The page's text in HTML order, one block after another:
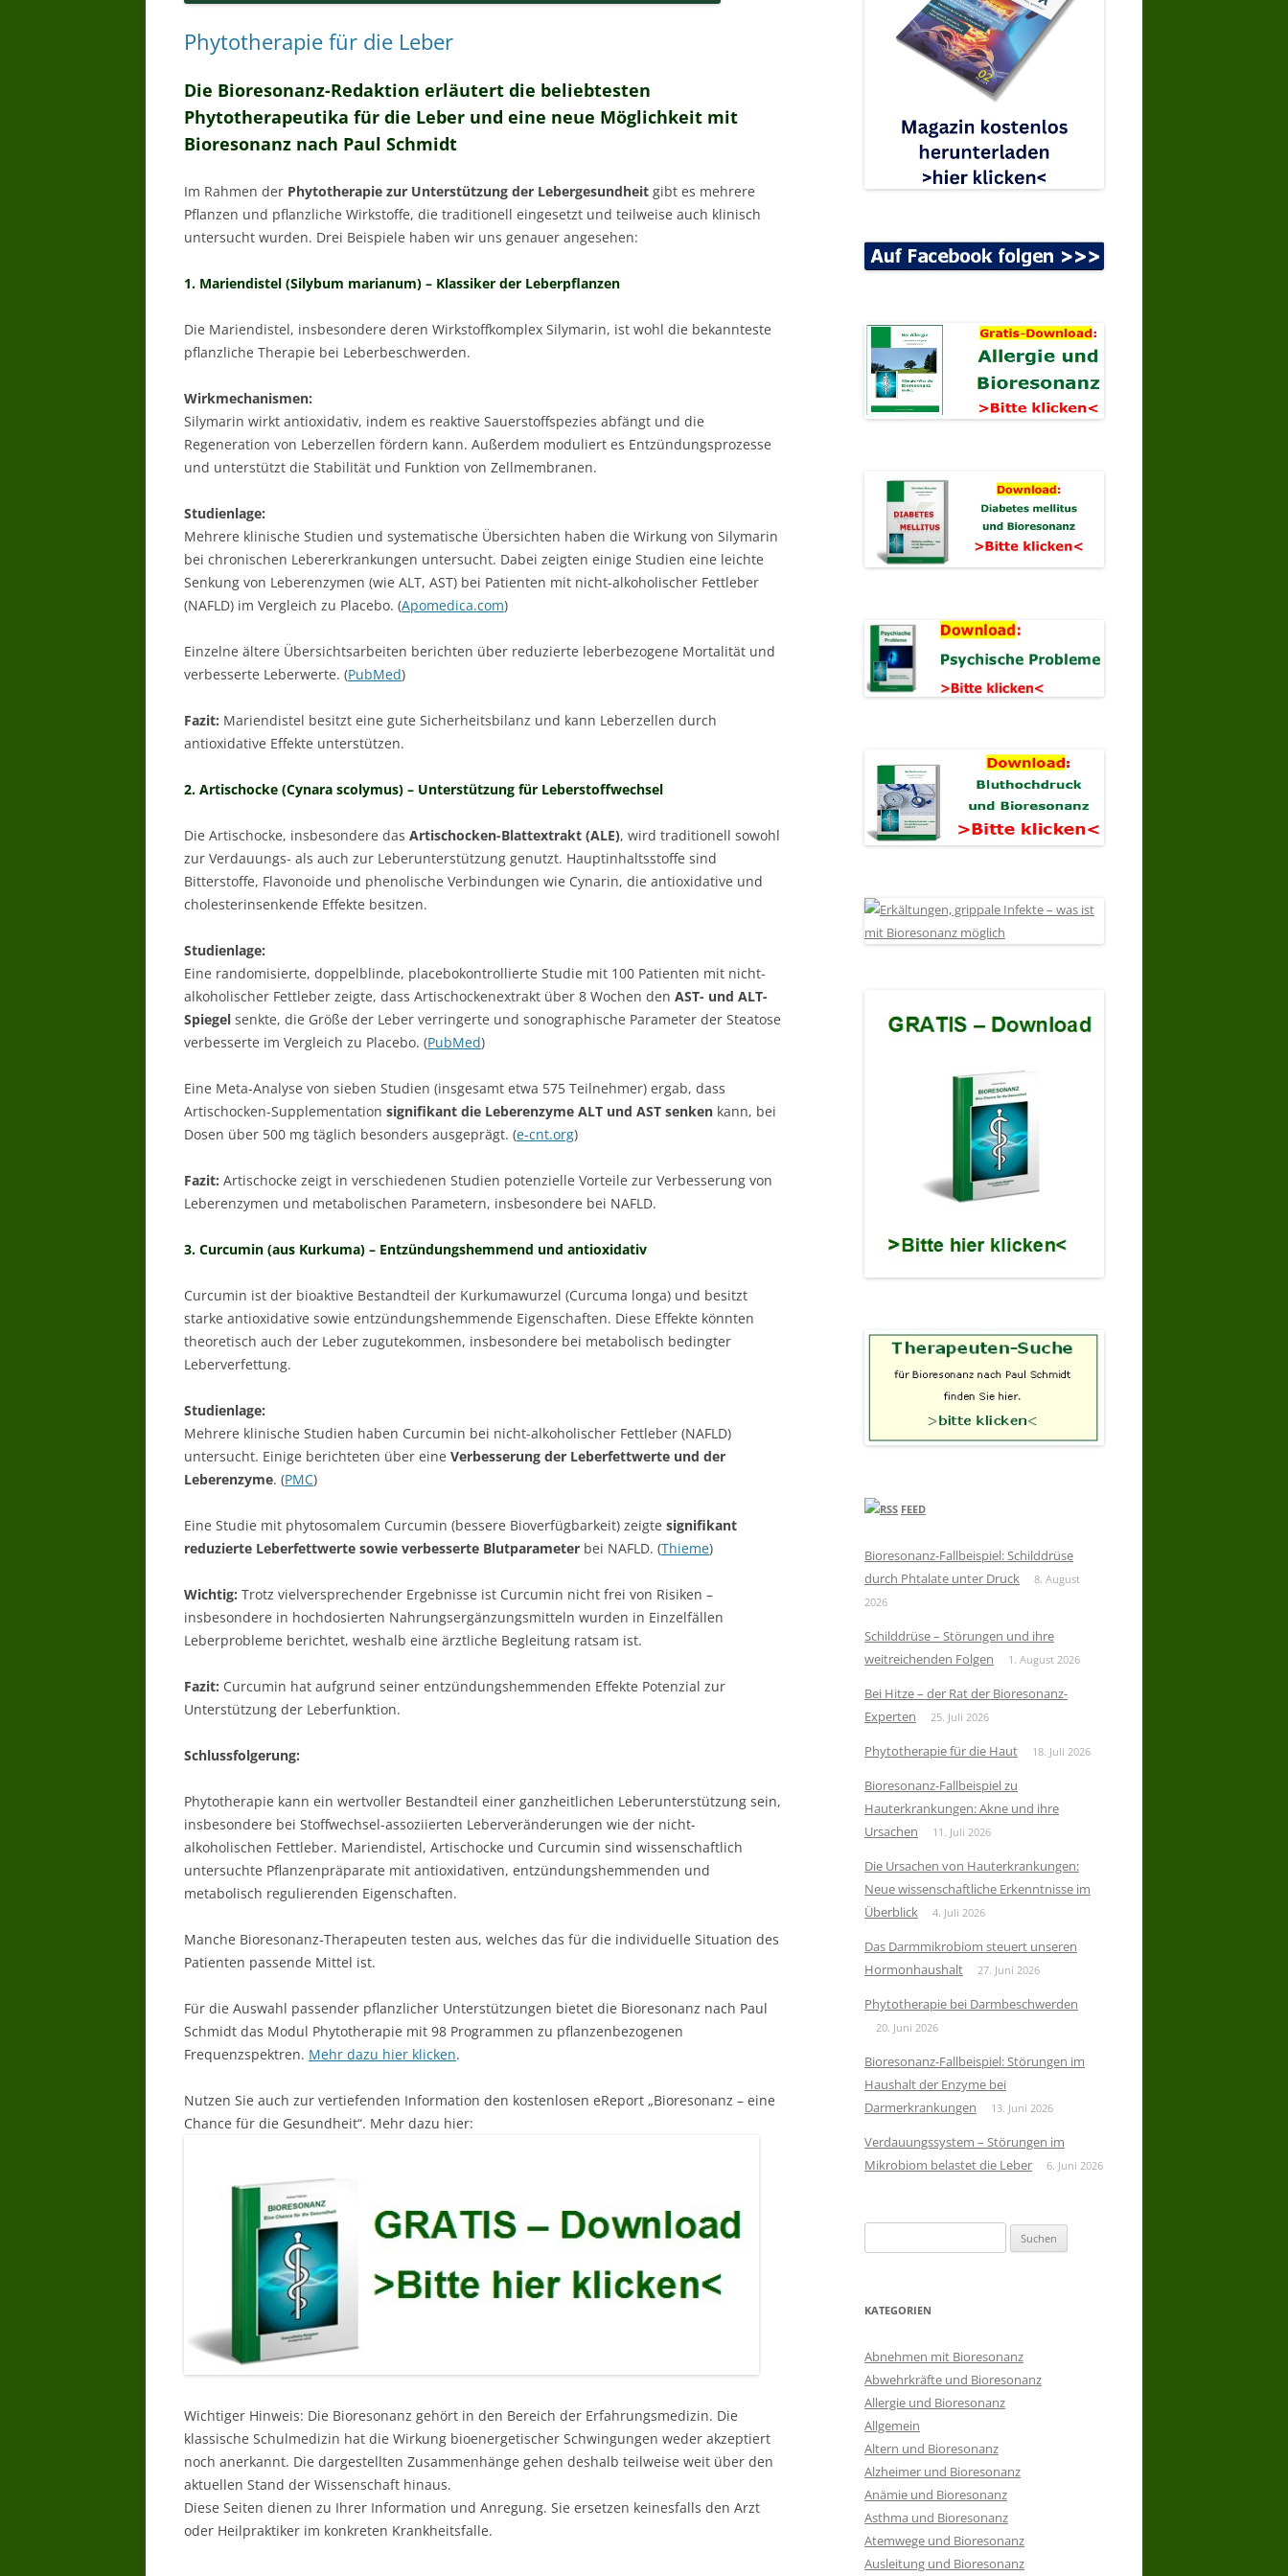
Phytotherapie für die Leber
Die Bioresonanz-Redaktion erläutert die beliebtesten
Phytotherapeutika für die Leber und eine neue Möglichkeit mit
Bioresonanz nach Paul Schmidt
Im Rahmen der Phytotherapie zur Unterstützung der Lebergesundheit gibt es mehrere
Pflanzen und pflanzliche Wirkstoffe, die traditionell eingesetzt und teilweise auch klinisch
untersucht wurden. Drei Beispiele haben wir uns genauer angesehen:
1. Mariendistel (Silybum marianum) – Klassiker der Leberpflanzen
Die Mariendistel, insbesondere deren Wirkstoffkomplex Silymarin, ist wohl die bekannteste
pflanzliche Therapie bei Leberbeschwerden.
Wirkmechanismen:
Silymarin wirkt antioxidativ, indem es reaktive Sauerstoffspezies abfängt und die
Regeneration von Leberzellen fördern kann. Außerdem moduliert es Entzündungsprozesse
und unterstützt die Stabilität und Funktion von Zellmembranen.
Studienlage:
Mehrere klinische Studien und systematische Übersichten haben die Wirkung von Silymarin
bei chronischen Lebererkrankungen untersucht. Dabei zeigten einige Studien eine leichte
Senkung von Leberenzymen (wie ALT, AST) bei Patienten mit nicht-alkoholischer Fettleber
(NAFLD) im Vergleich zu Placebo. (Apomedica.com)
Einzelne ältere Übersichtsarbeiten berichten über reduzierte leberbezogene Mortalität und
verbesserte Leberwerte. (PubMed)
Fazit: Mariendistel besitzt eine gute Sicherheitsbilanz und kann Leberzellen durch
antioxidative Effekte unterstützen.
2. Artischocke (Cynara scolymus) – Unterstützung für Leberstoffwechsel
Die Artischocke, insbesondere das Artischocken-Blattextrakt (ALE), wird traditionell sowohl
zur Verdauungs- als auch zur Leberunterstützung genutzt. Hauptinhaltsstoffe sind
Bitterstoffe, Flavonoide und phenolische Verbindungen wie Cynarin, die antioxidative und
cholesterinsenkende Effekte besitzen.
Studienlage:
Eine randomisierte, doppelblinde, placebokontrollierte Studie mit 100 Patienten mit nicht-
alkoholischer Fettleber zeigte, dass Artischockenextrakt über 8 Wochen den AST- und ALT-
Spiegel senkte, die Größe der Leber verringerte und sonographische Parameter der Steatose
verbesserte im Vergleich zu Placebo. (PubMed)
Eine Meta-Analyse von sieben Studien (insgesamt etwa 575 Teilnehmer) ergab, dass
Artischocken-Supplementation signifikant die Leberenzyme ALT und AST senken kann, bei
Dosen über 500 mg täglich besonders ausgeprägt. (e-cnt.org)
Fazit: Artischocke zeigt in verschiedenen Studien potenzielle Vorteile zur Verbesserung von
Leberenzymen und metabolischen Parametern, insbesondere bei NAFLD.
3. Curcumin (aus Kurkuma) – Entzündungshemmend und antioxidativ
Curcumin ist der bioaktive Bestandteil der Kurkumawurzel (Curcuma longa) und besitzt
starke antioxidative sowie entzündungshemmende Eigenschaften. Diese Effekte könnten
theoretisch auch der Leber zugutekommen, insbesondere bei metabolisch bedingter
Leberverfettung.
Studienlage:
Mehrere klinische Studien haben Curcumin bei nicht-alkoholischer Fettleber (NAFLD)
untersucht. Einige berichteten über eine Verbesserung der Leberfettwerte und der
Leberenzyme. (PMC)
Eine Studie mit phytosomalem Curcumin (bessere Bioverfügbarkeit) zeigte signifikant
reduzierte Leberfettwerte sowie verbesserte Blutparameter bei NAFLD. (Thieme)
Wichtig: Trotz vielversprechender Ergebnisse ist Curcumin nicht frei von Risiken –
insbesondere in hochdosierten Nahrungsergänzungsmitteln wurden in Einzelfällen
Leberprobleme berichtet, weshalb eine ärztliche Begleitung ratsam ist.
Fazit: Curcumin hat aufgrund seiner entzündungshemmenden Effekte Potenzial zur
Unterstützung der Leberfunktion.
Schlussfolgerung:
Phytotherapie kann ein wertvoller Bestandteil einer ganzheitlichen Leberunterstützung sein,
insbesondere bei Stoffwechsel-assoziierten Leberveränderungen wie der nicht-
alkoholischen Fettleber. Mariendistel, Artischocke und Curcumin sind wissenschaftlich
untersuchte Pflanzenpräparate mit antioxidativen, entzündungshemmenden und
metabolisch regulierenden Eigenschaften.
Manche Bioresonanz-Therapeuten testen aus, welches das für die individuelle Situation des
Patienten passende Mittel ist.
Für die Auswahl passender pflanzlicher Unterstützungen bietet die Bioresonanz nach Paul
Schmidt das Modul Phytotherapie mit 98 Programmen zu pflanzenbezogenen
Frequenzspektren. Mehr dazu hier klicken.
Nutzen Sie auch zur vertiefenden Information den kostenlosen eReport „Bioresonanz – eine
Chance für die Gesundheit“. Mehr dazu hier:
Wichtiger Hinweis: Die Bioresonanz gehört in den Bereich der Erfahrungsmedizin. Die
klassische Schulmedizin hat die Wirkung bioenergetischer Schwingungen weder akzeptiert
noch anerkannt. Die dargestellten Zusammenhänge gehen deshalb teilweise weit über den
aktuellen Stand der Wissenschaft hinaus.
Diese Seiten dienen zu Ihrer Information und Anregung. Sie ersetzen keinesfalls den Arzt
oder Heilpraktiker im konkreten Krankheitsfalle.
FEED
Bioresonanz-Fallbeispiel: Schilddrüse
durch Phtalate unter Druck
8. August
2026
Schilddrüse – Störungen und ihre
weitreichenden Folgen
1. August 2026
Bei Hitze – der Rat der Bioresonanz-
Experten
25. Juli 2026
Phytotherapie für die Haut 18. Juli 2026
Bioresonanz-Fallbeispiel zu
Hauterkrankungen: Akne und ihre
Ursachen
11. Juli 2026
Die Ursachen von Hauterkrankungen:
Neue wissenschaftliche Erkenntnisse im
Überblick
4. Juli 2026
Das Darmmikrobiom steuert unseren
Hormonhaushalt
27. Juni 2026
Phytotherapie bei Darmbeschwerden
20. Juni 2026
Bioresonanz-Fallbeispiel: Störungen im
Haushalt der Enzyme bei
Darmerkrankungen
13. Juni 2026
Verdauungssystem – Störungen im
Mikrobiom belastet die Leber
6. Juni 2026
nach:
KATEGORIEN
Abnehmen mit Bioresonanz
Abwehrkräfte und Bioresonanz
Allergie und Bioresonanz
Allgemein
Altern und Bioresonanz
Alzheimer und Bioresonanz
Anämie und Bioresonanz
Asthma und Bioresonanz
Atemwege und Bioresonanz
Ausleitung und Bioresonanz